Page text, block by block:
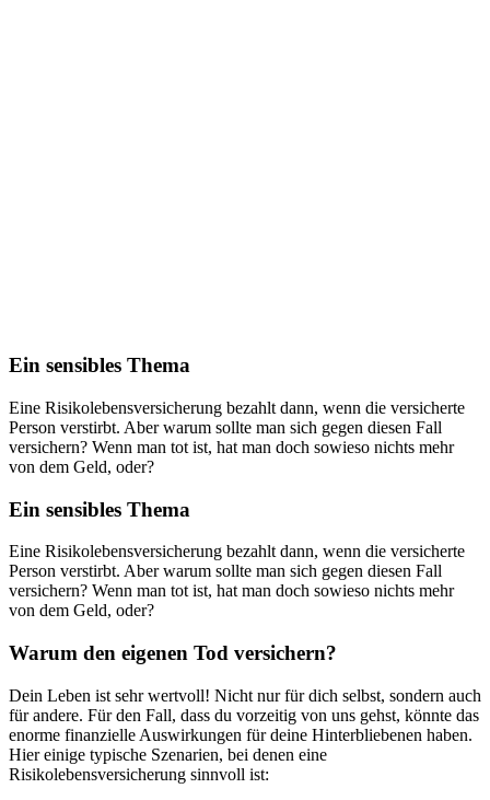
Ein sensibles Thema
Eine Risikolebensversicherung bezahlt dann, wenn die versicherte
Person verstirbt. Aber warum sollte man sich gegen diesen Fall
versichern? Wenn man tot ist, hat man doch sowieso nichts mehr
von dem Geld, oder?
Ein sensibles Thema
Eine Risikolebensversicherung bezahlt dann, wenn die versicherte
Person verstirbt. Aber warum sollte man sich gegen diesen Fall
versichern? Wenn man tot ist, hat man doch sowieso nichts mehr
von dem Geld, oder?
Warum den eigenen Tod versichern?
Dein Leben ist sehr wertvoll! Nicht nur für dich selbst, sondern auch
für andere. Für den Fall, dass du vorzeitig von uns gehst, könnte das
enorme finanzielle Auswirkungen für deine Hinterbliebenen haben.
Hier einige typische Szenarien, bei denen eine
Risikolebensversicherung sinnvoll ist: